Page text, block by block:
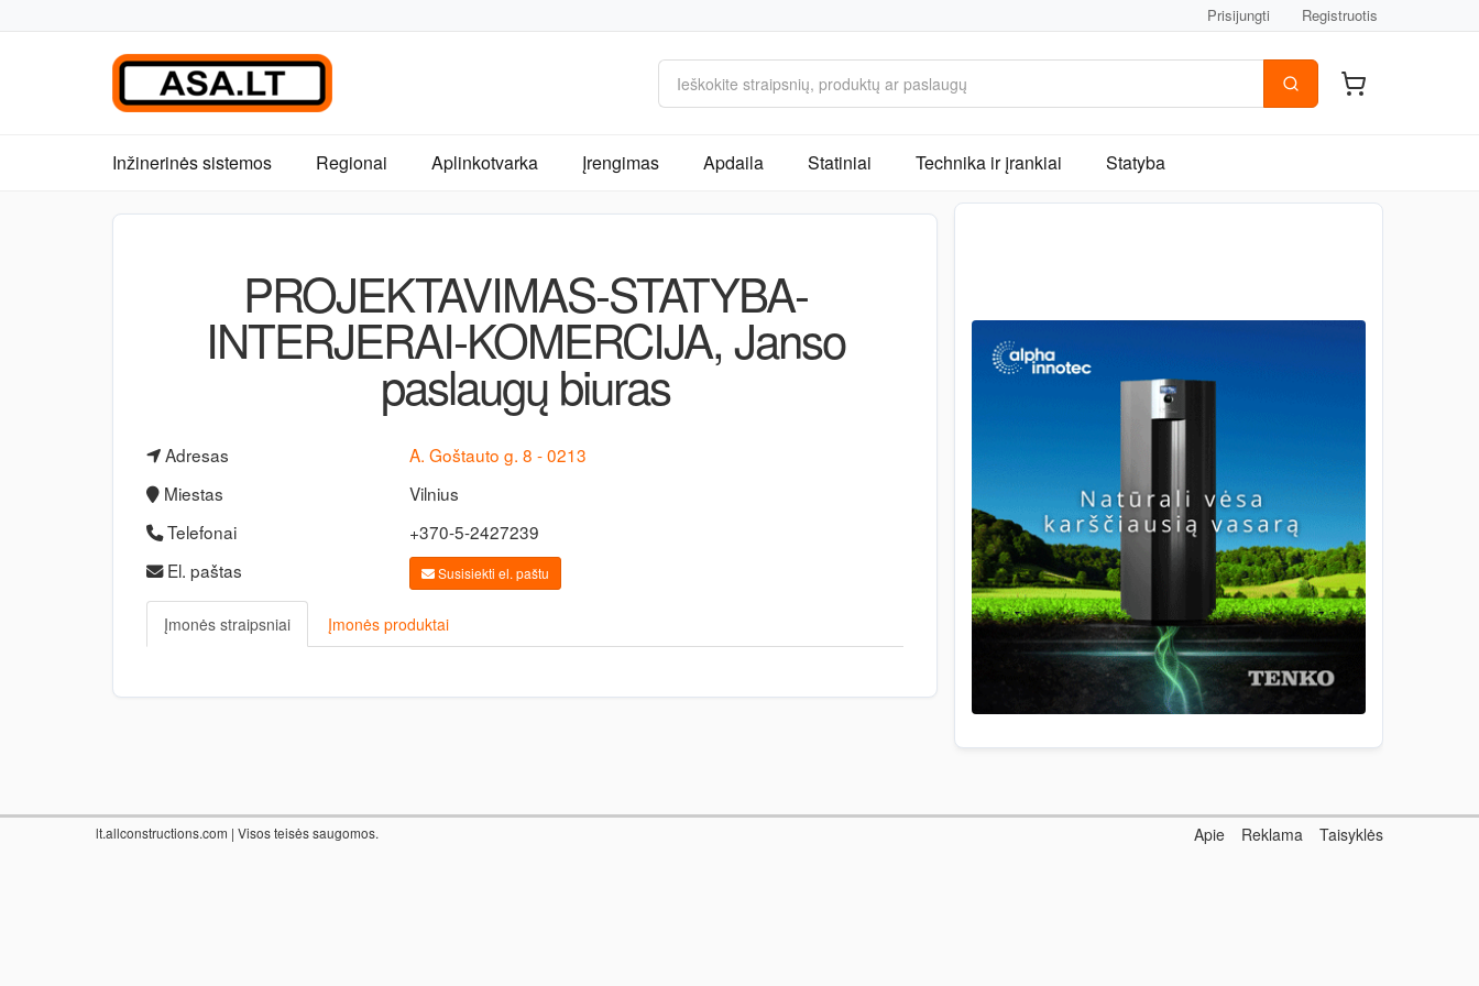
Prisijungti Registruotis
Inžinerinės sistemos Regionai Aplinkotvarka Įrengimas Apdaila Statiniai Technika ir įrankiai Statyba
PROJEKTAVIMAS-STATYBA-
INTERJERAI-KOMERCIJA, Janso
paslaugų biuras
Adresas
A. Goštauto g. 8 - 0213
Miestas
Vilnius
Telefonai
+370-5-2427239
El. paštas
Susisiekti el. paštu
Įmonės straipsniai Įmonės produktai
lt.allconstructions.com | Visos teisės saugomos. Apie Reklama Taisyklės